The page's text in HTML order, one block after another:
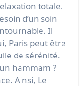
totale.
d’un soin
Il
Paris peut être
de sérénité.
hammam ?
Ainsi, Le